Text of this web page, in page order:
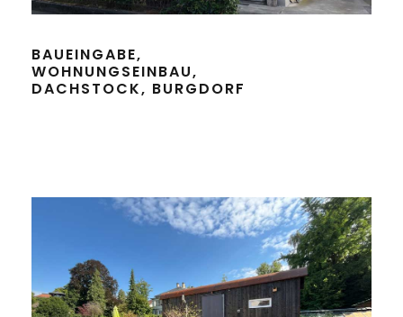
BAUEINGABE,
WOHNUNGSEINBAU,
DACHSTOCK, BURGDORF